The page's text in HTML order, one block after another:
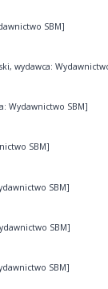
SBM]
wydawca:
Wydawnictwo SBM]
SBM]
SBM]
SBM]
SBM]